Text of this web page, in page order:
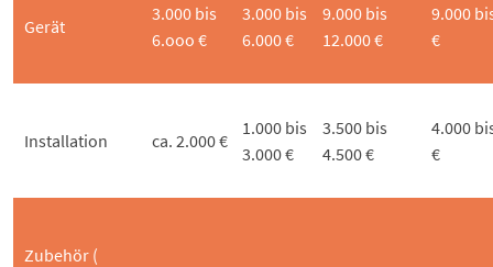
Gerät
3.000 bis
6.ooo €
3.000 bis
6.000 €
9.000 bis
12.000 €
9.000
€
Installation ca. 2.000 €
1.000 bis
3.000 €
3.500 bis
4.500 €
4.000
€
Zubehör (